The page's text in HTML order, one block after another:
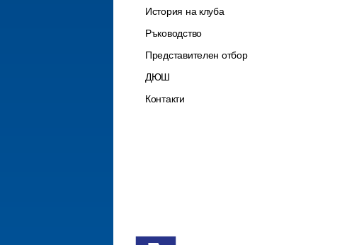
История на клуба
Ръководство
Представителен отбор
ДЮШ
Контакти